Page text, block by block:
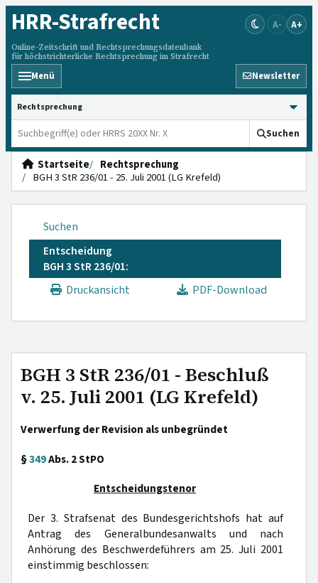
HRR-Strafrecht
Online-Zeitschrift und Rechtsprechungsdatenbank
für höchstrichterliche Rechtsprechung im Strafrecht
A- A+
Menü Newsletter
HRRS durchsuchen
Suchen
Startseite
Rechtsprechung
BGH 3 StR 236/01 - 25. Juli 2001 (LG Krefeld)
Suchen
Entscheidung
BGH 3 StR 236/01:
Druckansicht
PDF-Download
BGH 3 StR 236/01 - Beschluß
v. 25. Juli 2001 (LG Krefeld)
Verwerfung der Revision als unbegründet
§349Abs. 2 StPO
Entscheidungstenor
Der 3. Strafsenat des Bundesgerichtshofs hat auf
Antrag des Generalbundesanwalts und nach
Anhörung des Beschwerdeführers am 25. Juli 2001
einstimmig beschlossen: